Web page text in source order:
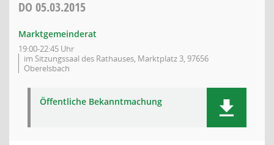
DO 05.03.2015
Marktgemeinderat
19:00-22:45 Uhr
im Sitzungssaal des Rathauses, Marktplatz 3, 97656
Oberelsbach
Öffentliche Bekanntmachung